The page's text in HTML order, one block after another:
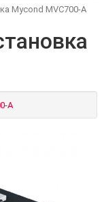
Mycond MVC700-A
A